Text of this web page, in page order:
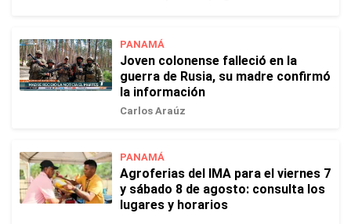
PANAMÁ
Joven colonense falleció en la
guerra de Rusia, su madre confirmó
la información
Carlos Araúz
PANAMÁ
Agroferias del IMA para el viernes 7
y sábado 8 de agosto: consulta los
lugares y horarios